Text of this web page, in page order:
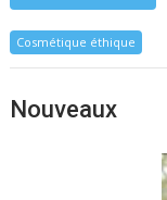
Cosmétique éthique
Nouveaux